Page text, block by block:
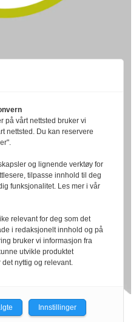
på vårt nettsted bruker vi
nettsted. Du kan reservere
og lignende verktøy for
tilpasse innhold til deg
funksjonalitet. Les mer i vår
relevant for deg som det
i redaksjonelt innhold og på
bruker vi informasjon fra
utvikle produktet
nyttig og relevant.
Innstillinger